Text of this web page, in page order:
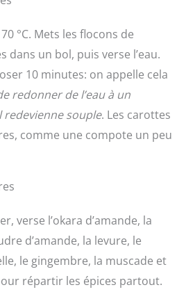
°C. Mets les flocons de
dans un bol, puis verse l’eau.
10 minutes: on appelle cela
redonner de l’eau à un
redevienne souple. Les carottes
comme une compote un peu
verse l’okara d’amande, la
d’amande, la levure, le
le gingembre, la muscade et
répartir les épices partout.